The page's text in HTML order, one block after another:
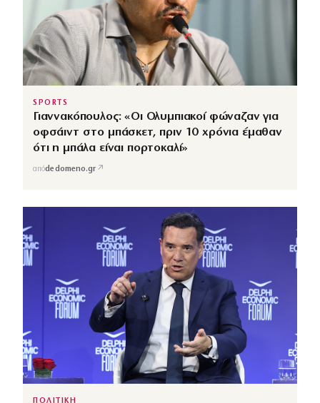
SPORTS
Γιαννακόπουλος: «Οι Ολυμπιακοί φώναζαν για
οφσάιντ στο μπάσκετ, πριν 10 χρόνια έμαθαν
ότι η μπάλα είναι πορτοκαλί»
απόdedomeno.gr ↗
ΠΟΛΙΤΙΚΗ